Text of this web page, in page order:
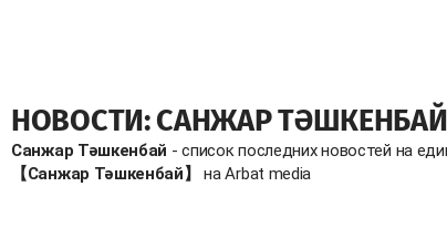
НОВОСТИ: САНЖАР ТӘШКЕНБАЙ
Санжар Тәшкенбай - список последних новостей на
【Санжар Тәшкенбай】
на Arbat media